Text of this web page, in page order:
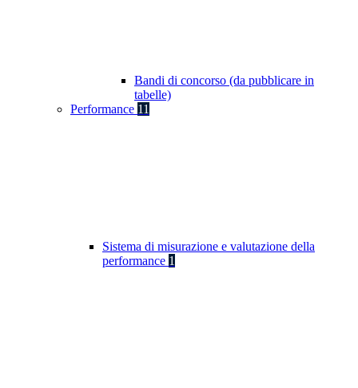
Bandi di concorso (da pubblicare in
tabelle)
Performance 11
Sistema di misurazione e valutazione della
performance 1